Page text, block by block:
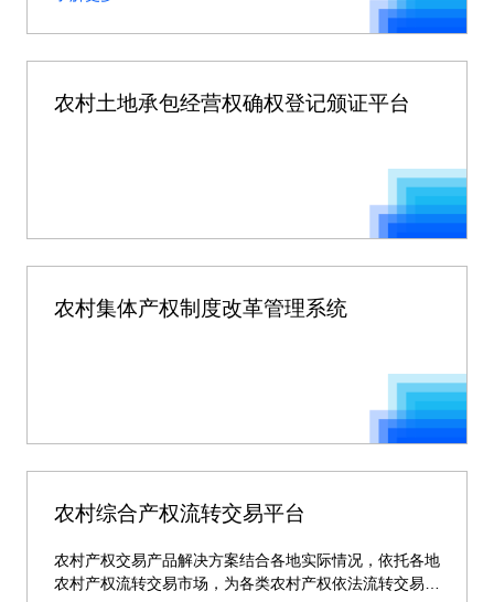
农村土地承包经营权确权登记颁证平台
农村集体产权制度改革管理系统
农村综合产权流转交易平台
农村产权交易产品解决方案结合各地实际情况，依托各地
农村产权流转交易市场，为各类农村产权依法流转交易提